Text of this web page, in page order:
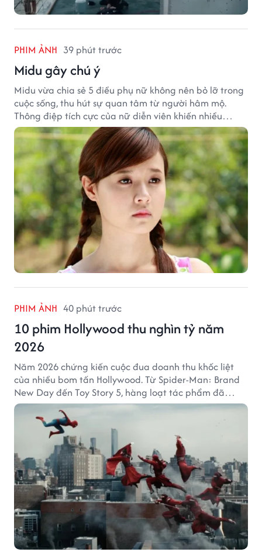
PHIM ẢNH 39 phút trước
Midu gây chú ý
Midu vừa chia sẻ 5 điều phụ nữ không nên bỏ lỡ trong
cuộc sống, thu hút sự quan tâm từ người hâm mộ.
Thông điệp tích cực của nữ diễn viên khiến nhiều
người đồng cảm khi nhìn lại hành trình sự nghiệp và
hạnh phúc hiện tại của cô.
PHIM ẢNH 40 phút trước
10 phim Hollywood thu nghìn tỷ năm
2026
Năm 2026 chứng kiến cuộc đua doanh thu khốc liệt
của nhiều bom tấn Hollywood. Từ Spider-Man: Brand
New Day đến Toy Story 5, hàng loạt tác phẩm đã
mang về hàng chục nghìn tỷ đồng và tạo nên những
cột mốc đáng nhớ tại phòng vé toàn cầu.